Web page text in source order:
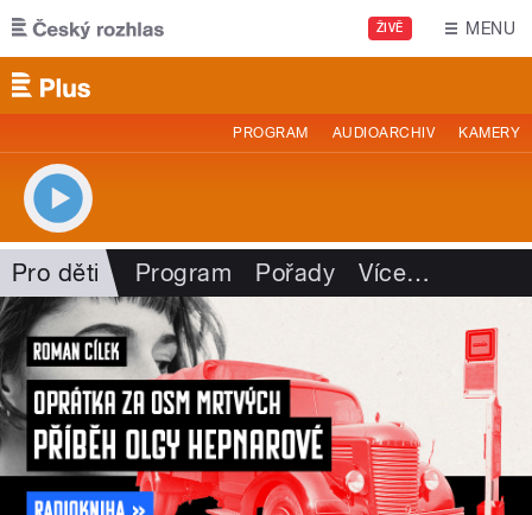
Přejít k hlavnímu obsahu
ŽIVĚ MENU
PROGRAM AUDIOARCHIV KAMERY
Pro děti Program Pořady Více…